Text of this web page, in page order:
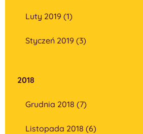
Luty 2019 (1)
Styczeń 2019 (3)
2018
Grudnia 2018 (7)
Listopada 2018 (6)